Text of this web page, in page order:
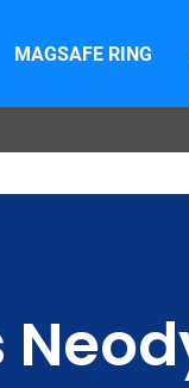
MAGSAFE RING